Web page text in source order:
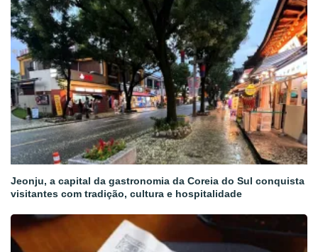
Jeonju, a capital da gastronomia da Coreia do Sul conquista
visitantes com tradição, cultura e hospitalidade